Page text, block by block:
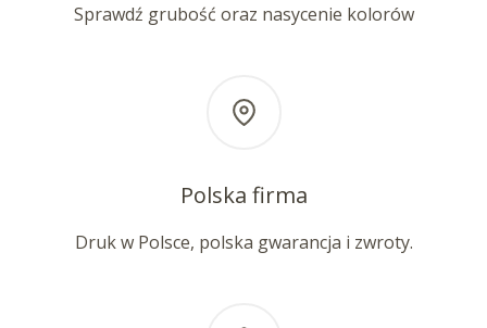
Sprawdź grubość oraz nasycenie kolorów
Polska firma
Druk w Polsce, polska gwarancja i zwroty.